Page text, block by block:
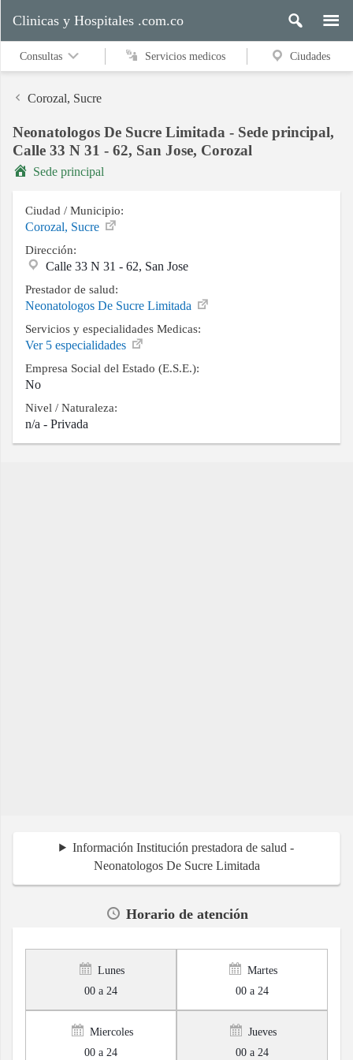
Servicios
medicos
Ciudades
Buscar
Contacto
Clinicas y Hospitales .com.co
Consultas Servicios medicos Ciudades
Corozal, Sucre
Neonatologos De Sucre Limitada - Sede principal,
Calle 33 N 31 - 62, San Jose, Corozal
Sede principal
Ciudad / Municipio:
Corozal, Sucre
Dirección:
Calle 33 N 31 - 62, San Jose
Prestador de salud:
Neonatologos De Sucre Limitada
Servicios y especialidades Medicas:
Ver 5 especialidades
Empresa Social del Estado (E.S.E.):
No
Nivel / Naturaleza:
n/a - Privada
Información Institución prestadora de salud -
Neonatologos De Sucre Limitada
Horario de atención
Lunes
00 a 24
Martes
00 a 24
Miercoles
00 a 24
Jueves
00 a 24